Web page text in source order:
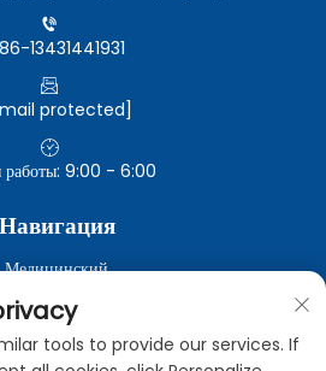
13431441931
protected]
работы: 9:00 - 6:00
Навигация
Медицинский
электроника
и электрические приборы
tools to provide our services. If